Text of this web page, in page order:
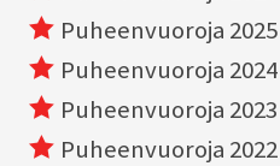
Puheenvuoroja 2025
Puheenvuoroja 2024
Puheenvuoroja 2023
Puheenvuoroja 2022